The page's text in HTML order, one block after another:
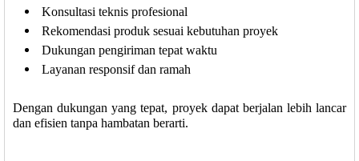
Konsultasi teknis profesional
Rekomendasi produk sesuai kebutuhan proyek
Dukungan pengiriman tepat waktu
Layanan responsif dan ramah
Dengan dukungan yang tepat, proyek dapat berjalan lebih lancar
dan efisien tanpa hambatan berarti.